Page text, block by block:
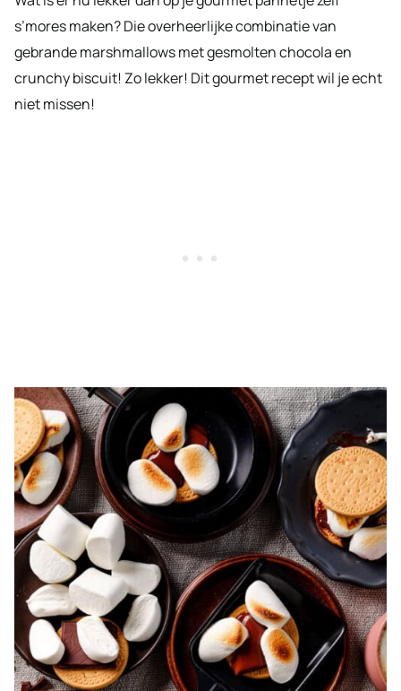
s’mores maken? Die overheerlijke combinatie van
gebrande marshmallows met gesmolten chocola en
crunchy biscuit! Zo lekker! Dit gourmet recept wil je echt
niet missen!